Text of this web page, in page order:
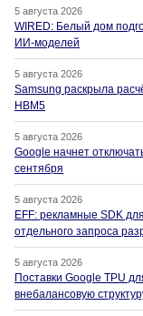
5 августа 2026
WIRED: Белый дом
ИИ-моделей
5 августа 2026
Samsung раскрыла
HBM5
5 августа 2026
Google начнет
сентября
5 августа 2026
EFF: рекламные SDK
отдельного запроса
5 августа 2026
Поставки Google TPU
внебалансовую